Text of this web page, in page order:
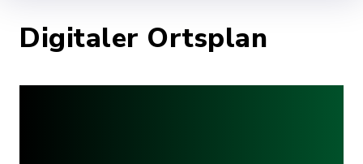
Digitaler Ortsplan